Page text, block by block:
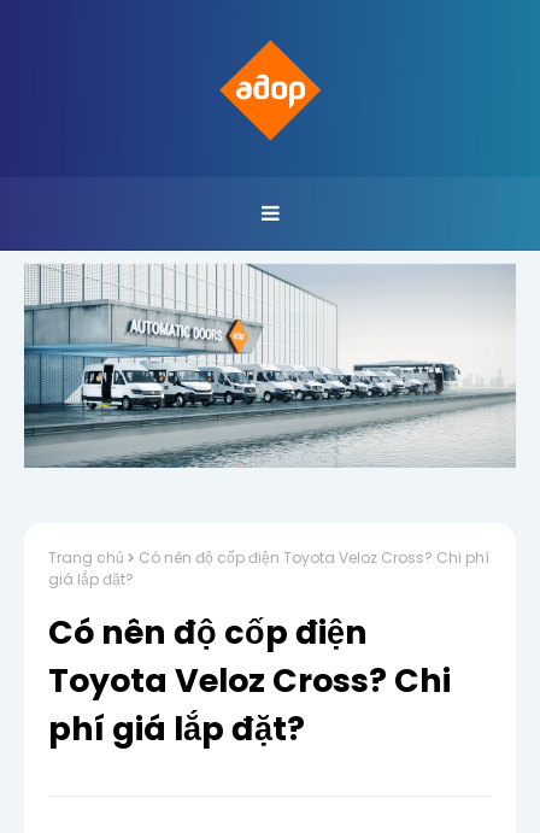
Trang chủ
Có nên độ cốp điện Toyota Veloz Cross? Chi phí
giá lắp đặt?
Có nên độ cốp điện
Toyota Veloz Cross? Chi
phí giá lắp đặt?